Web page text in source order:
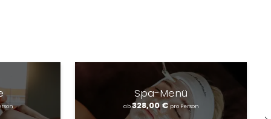
Spa-Menü
ab328,00 € pro Person